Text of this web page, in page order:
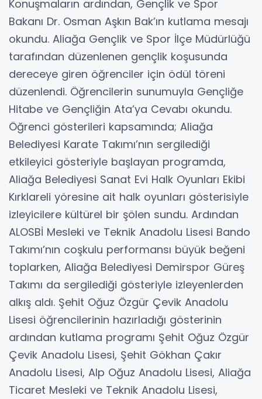
Konuşmaların ardından, Gençlik ve Spor
Bakanı Dr. Osman Aşkın Bak’ın kutlama mesajı
okundu. Aliağa Gençlik ve Spor İlçe Müdürlüğü
tarafından düzenlenen gençlik koşusunda
dereceye giren öğrenciler için ödül töreni
düzenlendi. Öğrencilerin sunumuyla Gençliğe
Hitabe ve Gençliğin Ata’ya Cevabı okundu.
Öğrenci gösterileri kapsamında; Aliağa
Belediyesi Karate Takımı’nın sergilediği
etkileyici gösteriyle başlayan programda,
Aliağa Belediyesi Sanat Evi Halk Oyunları Ekibi
Kırklareli yöresine ait halk oyunları gösterisiyle
izleyicilere kültürel bir şölen sundu. Ardından
ALOSBİ Mesleki ve Teknik Anadolu Lisesi Bando
Takımı’nın coşkulu performansı büyük beğeni
toplarken, Aliağa Belediyesi Demirspor Güreş
Takımı da sergilediği gösteriyle izleyenlerden
alkış aldı. Şehit Oğuz Özgür Çevik Anadolu
Lisesi öğrencilerinin hazırladığı gösterinin
ardından kutlama programı Şehit Oğuz Özgür
Çevik Anadolu Lisesi, Şehit Gökhan Çakır
Anadolu Lisesi, Alp Oğuz Anadolu Lisesi, Aliağa
Ticaret Mesleki ve Teknik Anadolu Lisesi,